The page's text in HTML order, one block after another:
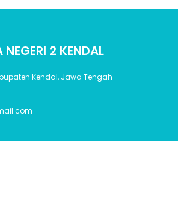
NEGERI 2 KENDAL
Kendal, Jawa Tengah